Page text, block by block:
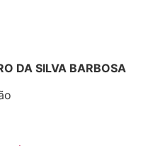
DA SILVA BARBOSA